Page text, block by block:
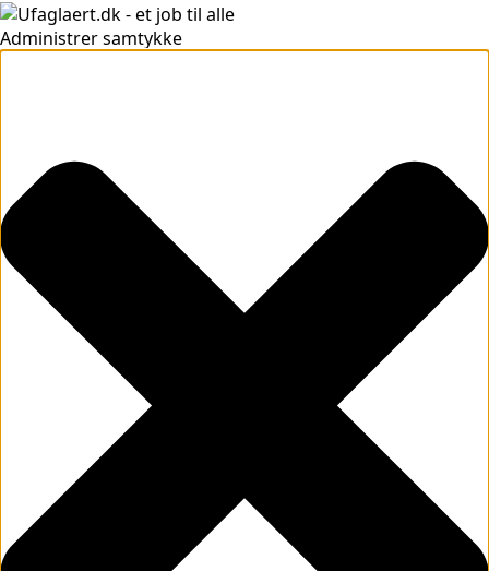
Administrer samtykke